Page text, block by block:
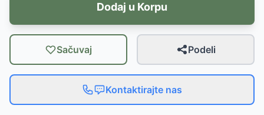
Dodaj u Korpu
Sačuvaj Podeli
Kontaktirajte nas